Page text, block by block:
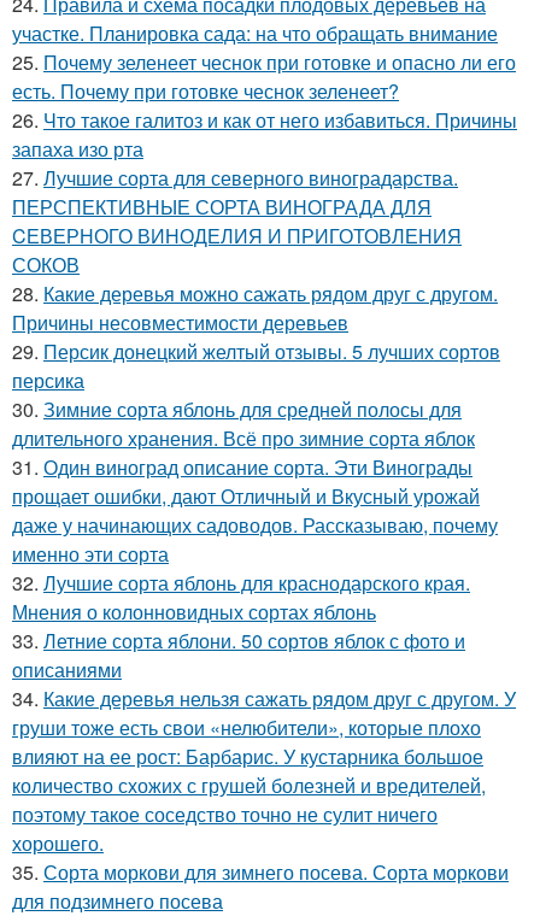
участке. Планировка сада: на что обращать внимание
25. Почему зеленеет чеснок при готовке и опасно ли его
есть. Почему при готовке чеснок зеленеет?
26. Что такое галитоз и как от него избавиться. Причины
запаха изо рта
27. Лучшие сорта для северного виноградарства.
ПЕРСПЕКТИВНЫЕ СОРТА ВИНОГРАДА ДЛЯ
CЕВЕРНОГО ВИНОДЕЛИЯ И ПРИГОТОВЛЕНИЯ
СОКОВ
28. Какие деревья можно сажать рядом друг с другом.
Причины несовместимости деревьев
29. Персик донецкий желтый отзывы. 5 лучших сортов
персика
30. Зимние сорта яблонь для средней полосы для
длительного хранения. Всё про зимние сорта яблок
31. Один виноград описание сорта. Эти Винограды
прощает ошибки, дают Отличный и Вкусный урожай
даже у начинающих садоводов. Рассказываю, почему
именно эти сорта
32. Лучшие сорта яблонь для краснодарского края.
Мнения о колонновидных сортах яблонь
33. Летние сорта яблони. 50 сортов яблок с фото и
описаниями
34. Какие деревья нельзя сажать рядом друг с другом. У
груши тоже есть свои «нелюбители», которые плохо
влияют на ее рост: Барбарис. У кустарника большое
количество схожих с грушей болезней и вредителей,
поэтому такое соседство точно не сулит ничего
хорошего.
35. Сорта моркови для зимнего посева. Сорта моркови
для подзимнего посева